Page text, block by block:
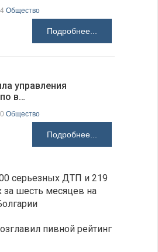
Общество
Подробнее...
управления
в…
Общество
Подробнее...
серьезных ДТП и 219
за шесть месяцев на
пивной рейтинг